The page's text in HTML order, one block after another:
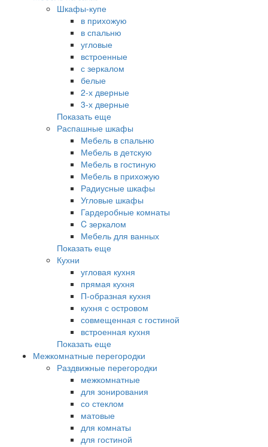
Шкафы-купе
в прихожую
в спальню
угловые
встроенные
с зеркалом
белые
2-х дверные
3-х дверные
Показать еще
Распашные шкафы
Мебель в спальню
Мебель в детскую
Мебель в гостиную
Мебель в прихожую
Радиусные шкафы
Угловые шкафы
Гардеробные комнаты
C зеркалом
Мебель для ванных
Показать еще
Кухни
угловая кухня
прямая кухня
П-образная кухня
кухня с островом
совмещенная с гостиной
встроенная кухня
Показать еще
Межкомнатные перегородки
Раздвижные перегородки
межкомнатные
для зонирования
со стеклом
матовые
для комнаты
для гостиной